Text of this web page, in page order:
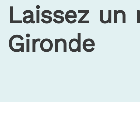
Laissez un
Gironde